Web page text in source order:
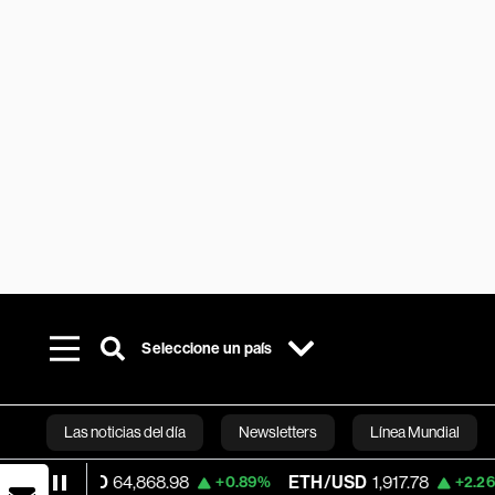
Seleccione un país
Las noticias del día Newsletters Línea Mundial
Bloomberg
64,868.98 +0.89% ETH/USD 1,917.78 +2.26% Visa